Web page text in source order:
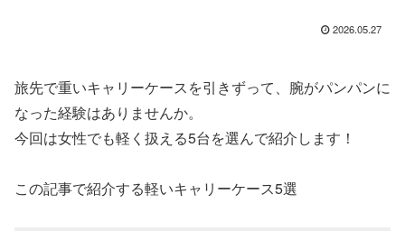
2026.05.27
旅先で重いキャリーケースを引きずって、腕がパンパンに
なった経験はありませんか。
今回は女性でも軽く扱える5台を選んで紹介します！
この記事で紹介する軽いキャリーケース5選